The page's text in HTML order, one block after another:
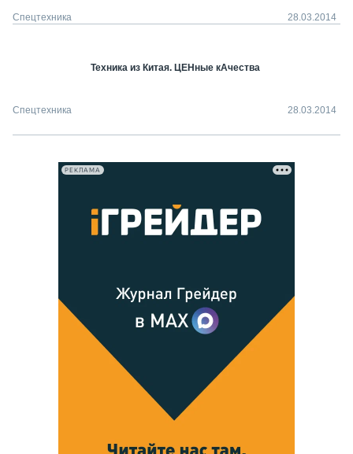
РЕКЛАМА
Спецтехника 28.03.2014
Техника из Китая. ЦЕНные кАчества
Спецтехника 28.03.2014